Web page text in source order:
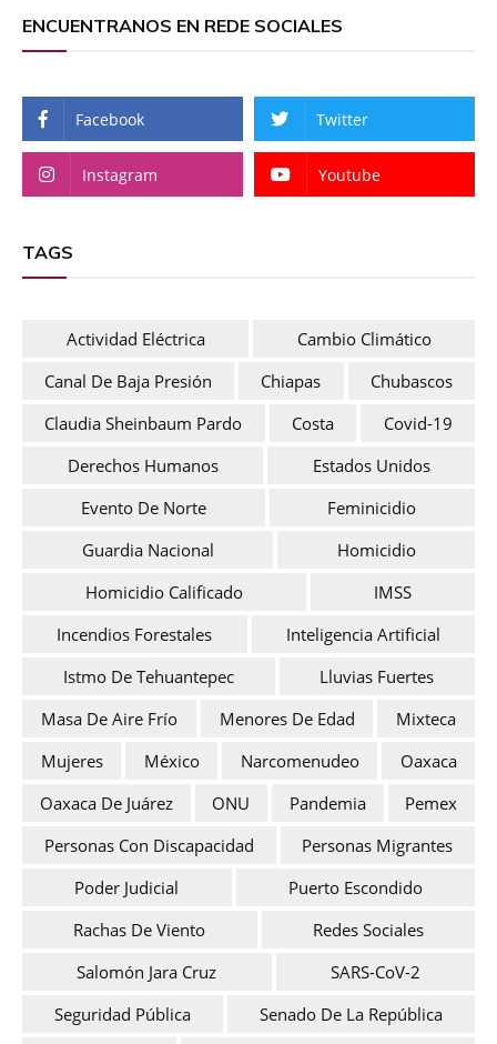
ENCUENTRANOS EN REDE SOCIALES
Facebook Twitter
Instagram Youtube
TAGS
Actividad Eléctrica
Cambio Climático
Canal De Baja Presión
Chiapas
Chubascos
Claudia Sheinbaum Pardo
Costa
Covid-19
Derechos Humanos
Estados Unidos
Evento De Norte
Feminicidio
Guardia Nacional
Homicidio
Homicidio Calificado
IMSS
Incendios Forestales
Inteligencia Artificial
Istmo De Tehuantepec
Lluvias Fuertes
Masa De Aire Frío
Menores De Edad
Mixteca
Mujeres
México Narcomenudeo
Oaxaca
Oaxaca De Juárez
ONU Pandemia
Pemex
Personas Con Discapacidad
Personas Migrantes
Poder Judicial
Puerto Escondido
Rachas De Viento
Redes Sociales
Salomón Jara Cruz
SARS-CoV-2
Seguridad Pública
Senado De La República